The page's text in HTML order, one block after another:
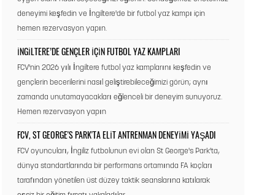
deneyimi keşfedin ve İngiltere'de bir futbol yaz kampı için
hemen rezervasyon yapın.
İNGILTERE’DE GENÇLER İÇIN FUTBOL YAZ KAMPLARI
FCV'nin 2026 yılı İngiltere futbol yaz kamplarını keşfedin ve
gençlerin becerilerini nasıl geliştirebileceğimizi görün; aynı
zamanda unutamayacakları eğlenceli bir deneyim sunuyoruz.
Hemen rezervasyon yapın
FCV, ST GEORGE'S PARK'TA ELIT ANTRENMAN DENEYIMI YAŞADI
FCV oyuncuları, İngiliz futbolunun evi olan St George's Park'ta,
dünya standartlarında bir performans ortamında FA koçları
tarafından yönetilen üst düzey taktik seanslarına katılarak